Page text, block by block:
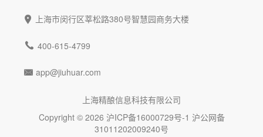
 上海市闵行区莘松路380号智慧园商务大楼
 400-615-4799
 app@jiuhuar.com
上海精酿信息科技有限公司
Copyright © 2026 沪ICP备16000729号-1 沪公网备
31011202009240号